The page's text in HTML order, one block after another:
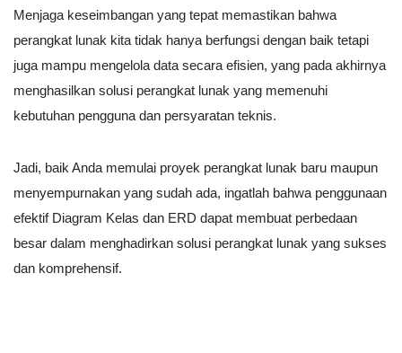
Menjaga keseimbangan yang tepat memastikan bahwa
perangkat lunak kita tidak hanya berfungsi dengan baik tetapi
juga mampu mengelola data secara efisien, yang pada akhirnya
menghasilkan solusi perangkat lunak yang memenuhi
kebutuhan pengguna dan persyaratan teknis.
Jadi, baik Anda memulai proyek perangkat lunak baru maupun
menyempurnakan yang sudah ada, ingatlah bahwa penggunaan
efektif Diagram Kelas dan ERD dapat membuat perbedaan
besar dalam menghadirkan solusi perangkat lunak yang sukses
dan komprehensif.